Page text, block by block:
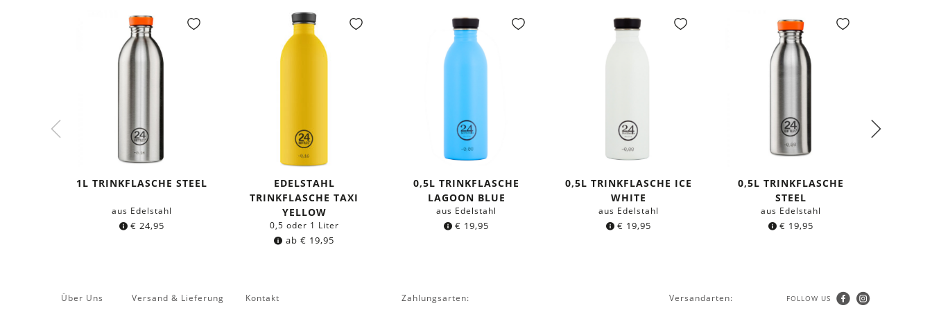
1L TRINKFLASCHE STEEL
aus Edelstahl
€ 24,95
EDELSTAHL
TRINKFLASCHE TAXI
YELLOW
0,5 oder 1 Liter
ab € 19,95
0,5L TRINKFLASCHE
LAGOON BLUE
aus Edelstahl
€ 19,95
0,5L TRINKFLASCHE ICE
WHITE
aus Edelstahl
€ 19,95
0,5L TRINKFLASCHE
STEEL
aus Edelstahl
€ 19,95
Über Uns
Versand & Lieferung
Kontakt
Zahlungsarten: Versandarten: FOLLOW US